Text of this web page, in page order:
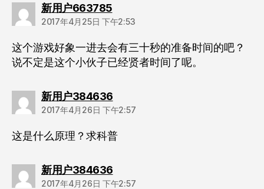
新用户663785说：
2017年4月25日 下午2:53
这个游戏好象一进去会有三十秒的准备时间的吧？
说不定是这个小伙子已经贤者时间了呢。
新用户384636说：
2017年4月26日 下午2:57
这是什么原理？求科普
新用户384636说：
2017年4月26日 下午2:57